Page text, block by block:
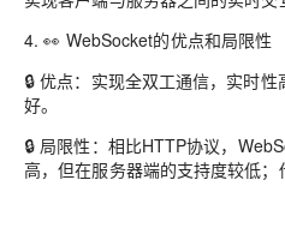
4. 👀 WebSocket的优点和局限性
🔒 优点：实现全双工通信，实时
好。
🔒 局限性：相比HTTP协议，
高，但在服务器端的支持度较低；